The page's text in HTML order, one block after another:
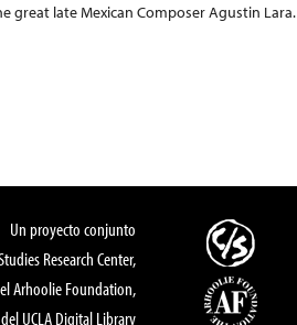
great late Mexican Composer Agustin Lara.
Un proyecto conjunto
Research Center,
el Arhoolie Foundation,
UCLA Digital Library